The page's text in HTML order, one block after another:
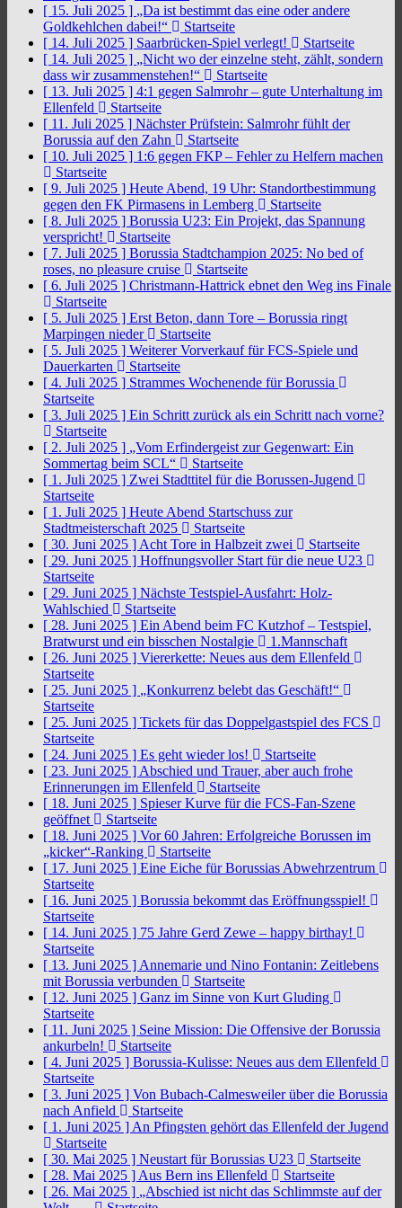
[ 15. Juli 2025 ] „Da ist bestimmt das eine oder andere
Goldkehlchen dabei!“
Startseite
[ 14. Juli 2025 ] Saarbrücken-Spiel verlegt!
Startseite
[ 14. Juli 2025 ] „Nicht wo der einzelne steht, zählt, sondern
dass wir zusammenstehen!“
Startseite
[ 13. Juli 2025 ] 4:1 gegen Salmrohr – gute Unterhaltung im
Ellenfeld
Startseite
[ 11. Juli 2025 ] Nächster Prüfstein: Salmrohr fühlt der
Borussia auf den Zahn
Startseite
[ 10. Juli 2025 ] 1:6 gegen FKP – Fehler zu Helfern machen
Startseite
[ 9. Juli 2025 ] Heute Abend, 19 Uhr: Standortbestimmung
gegen den FK Pirmasens in Lemberg
Startseite
[ 8. Juli 2025 ] Borussia U23: Ein Projekt, das Spannung
verspricht!
Startseite
[ 7. Juli 2025 ] Borussia Stadtchampion 2025: No bed of
roses, no pleasure cruise
Startseite
[ 6. Juli 2025 ] Christmann-Hattrick ebnet den Weg ins Finale
Startseite
[ 5. Juli 2025 ] Erst Beton, dann Tore – Borussia ringt
Marpingen nieder
Startseite
[ 5. Juli 2025 ] Weiterer Vorverkauf für FCS-Spiele und
Dauerkarten
Startseite
[ 4. Juli 2025 ] Strammes Wochenende für Borussia
Startseite
[ 3. Juli 2025 ] Ein Schritt zurück als ein Schritt nach vorne?
Startseite
[ 2. Juli 2025 ] „Vom Erfindergeist zur Gegenwart: Ein
Sommertag beim SCL“
Startseite
[ 1. Juli 2025 ] Zwei Stadttitel für die Borussen-Jugend
Startseite
[ 1. Juli 2025 ] Heute Abend Startschuss zur
Stadtmeisterschaft 2025
Startseite
[ 30. Juni 2025 ] Acht Tore in Halbzeit zwei
Startseite
[ 29. Juni 2025 ] Hoffnungsvoller Start für die neue U23
Startseite
[ 29. Juni 2025 ] Nächste Testspiel-Ausfahrt: Holz-
Wahlschied
Startseite
[ 28. Juni 2025 ] Ein Abend beim FC Kutzhof – Testspiel,
Bratwurst und ein bisschen Nostalgie
1.Mannschaft
[ 26. Juni 2025 ] Viererkette: Neues aus dem Ellenfeld
Startseite
[ 25. Juni 2025 ] „Konkurrenz belebt das Geschäft!“
Startseite
[ 25. Juni 2025 ] Tickets für das Doppelgastspiel des FCS
Startseite
[ 24. Juni 2025 ] Es geht wieder los!
Startseite
[ 23. Juni 2025 ] Abschied und Trauer, aber auch frohe
Erinnerungen im Ellenfeld
Startseite
[ 18. Juni 2025 ] Spieser Kurve für die FCS-Fan-Szene
geöffnet
Startseite
[ 18. Juni 2025 ] Vor 60 Jahren: Erfolgreiche Borussen im
„kicker“-Ranking
Startseite
[ 17. Juni 2025 ] Eine Eiche für Borussias Abwehrzentrum
Startseite
[ 16. Juni 2025 ] Borussia bekommt das Eröffnungsspiel!
Startseite
[ 14. Juni 2025 ] 75 Jahre Gerd Zewe – happy birthay!
Startseite
[ 13. Juni 2025 ] Annemarie und Nino Fontanin: Zeitlebens
mit Borussia verbunden
Startseite
[ 12. Juni 2025 ] Ganz im Sinne von Kurt Gluding
Startseite
[ 11. Juni 2025 ] Seine Mission: Die Offensive der Borussia
ankurbeln!
Startseite
[ 4. Juni 2025 ] Borussia-Kulisse: Neues aus dem Ellenfeld
Startseite
[ 3. Juni 2025 ] Von Bubach-Calmesweiler über die Borussia
nach Anfield
Startseite
[ 1. Juni 2025 ] An Pfingsten gehört das Ellenfeld der Jugend
Startseite
[ 30. Mai 2025 ] Neustart für Borussias U23
Startseite
[ 28. Mai 2025 ] Aus Bern ins Ellenfeld
Startseite
[ 26. Mai 2025 ] „Abschied ist nicht das Schlimmste auf der